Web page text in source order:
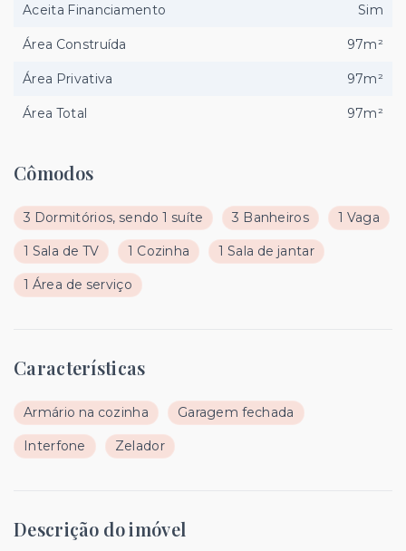
Cômodos
3 Dormitórios, sendo 1 suíte 3 Banheiros 1 Vaga
1 Sala de TV 1 Cozinha 1 Sala de jantar
1 Área de serviço
Características
Armário na cozinha Garagem fechada
Interfone Zelador
Descrição do imóvel
Aceita Financiamento Sim
Área Construída 97m²
Área Privativa 97m²
Área Total 97m²